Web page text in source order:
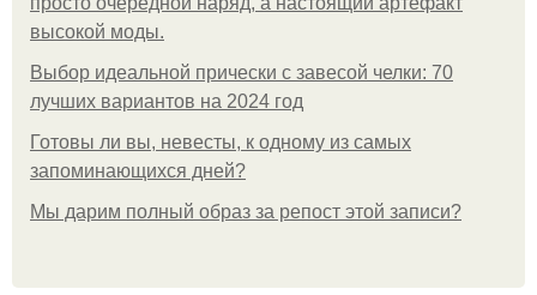
высокой моды.
Выбор идеальной прически с завесой челки: 70
лучших вариантов на 2024 год
Готовы ли вы, невесты, к одному из самых
запоминающихся дней?
Мы дарим полный образ за репост этой записи?